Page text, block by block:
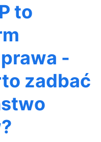
to
-
zadbać